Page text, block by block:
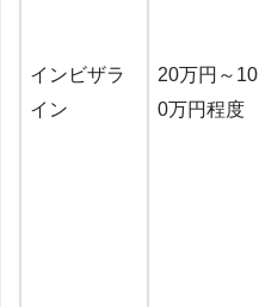
インビザラ
イン
20万円～10
0万円程度